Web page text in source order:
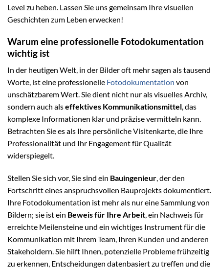
Level zu heben. Lassen Sie uns gemeinsam Ihre visuellen
Geschichten zum Leben erwecken!
Warum eine professionelle Fotodokumentation
wichtig ist
In der heutigen Welt, in der Bilder oft mehr sagen als tausend
Worte, ist eine professionelle Fotodokumentation von
unschätzbarem Wert. Sie dient nicht nur als visuelles Archiv,
sondern auch alseffektives Kommunikationsmittel, das
komplexe Informationen klar und präzise vermitteln kann.
Betrachten Sie es als Ihre persönliche Visitenkarte, die Ihre
Professionalität und Ihr Engagement für Qualität
widerspiegelt.
Stellen Sie sich vor, Sie sind ein Bauingenieur, der den
Fortschritt eines anspruchsvollen Bauprojekts dokumentiert.
Ihre Fotodokumentation ist mehr als nur eine Sammlung von
Bildern; sie ist ein Beweis für Ihre Arbeit, ein Nachweis für
erreichte Meilensteine und ein wichtiges Instrument für die
Kommunikation mit Ihrem Team, Ihren Kunden und anderen
Stakeholdern. Sie hilft Ihnen, potenzielle Probleme frühzeitig
zu erkennen, Entscheidungen datenbasiert zu treffen und die